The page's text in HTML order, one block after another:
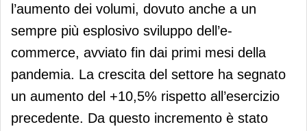
l’aumento dei volumi, dovuto anche a un
sempre più esplosivo sviluppo dell’e-
commerce, avviato fin dai primi mesi della
pandemia. La crescita del settore ha segnato
un aumento del +10,5% rispetto all’esercizio
precedente. Da questo incremento è stato